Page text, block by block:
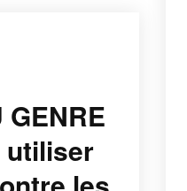
GENRE
utiliser